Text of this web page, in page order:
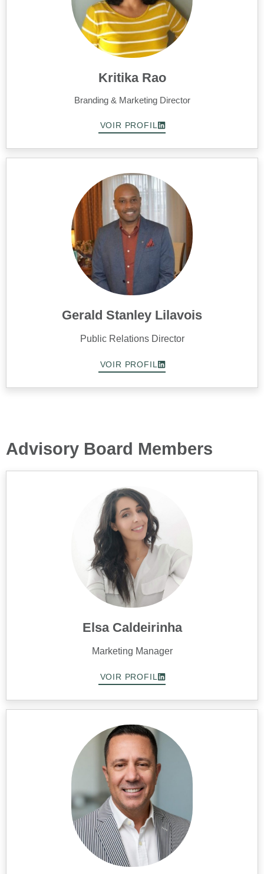
Kritika Rao
Branding & Marketing Director
VOIR PROFIL
Gerald Stanley Lilavois
Public Relations Director
VOIR PROFIL
Advisory Board Members
Elsa Caldeirinha
Marketing Manager
VOIR PROFIL